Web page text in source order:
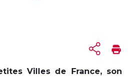
Villes de France, son